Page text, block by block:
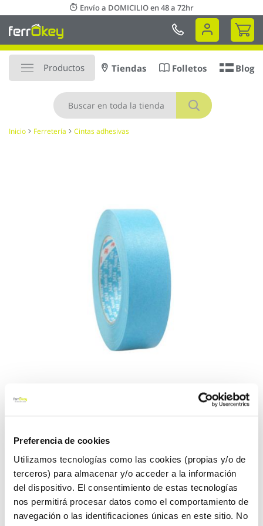
Preferencia de cookies
Utilizamos tecnologías como las cookies (propias y/o de
terceros) para almacenar y/o acceder a la información
del dispositivo. El consentimiento de estas tecnologías
nos permitirá procesar datos como el comportamiento de
navegación o las identificaciones únicas en este sitio. No
al
contenido
Envío a DOMICILIO en 48 a 72hr
Mi
Productos
Buscar
Tiendas Folletos Blog
Inicio Ferretería Cintas adhesivas
(24 unidades) 50 m x 36 mm
3m
Ref: 23005287
al
de
la
galería
imágenes